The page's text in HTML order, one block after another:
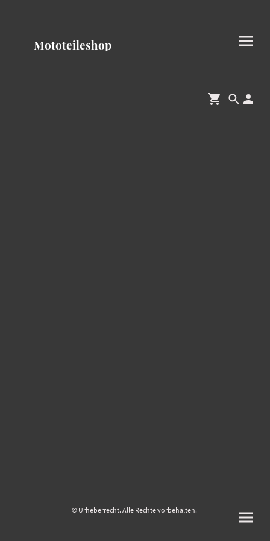
Mototeileshop
© Urheberrecht. Alle Rechte vorbehalten.